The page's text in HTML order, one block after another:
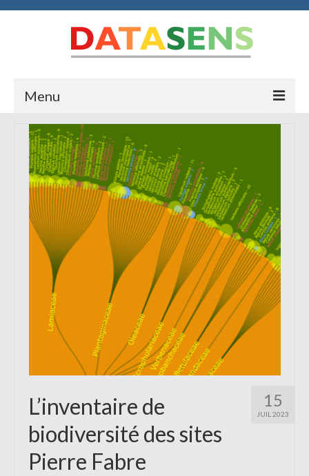
Menu
Accueil
Blog
15
JUIL 2023
L’inventaire de
biodiversité des sites
Pierre Fabre